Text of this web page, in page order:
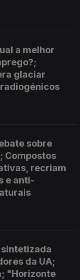
a melhor
glaciar
sobre
Compostos
recriam
e anti-
da UA;
"Horizonte